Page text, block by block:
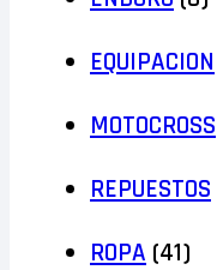
EQUIPACION
MOTOCROSS
REPUESTOS
ROPA (41)